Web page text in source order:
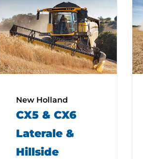
New Holland
CX5 & CX6
Laterale &
Hillside